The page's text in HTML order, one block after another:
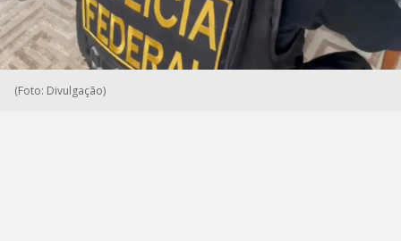
(Foto: Divulgação)